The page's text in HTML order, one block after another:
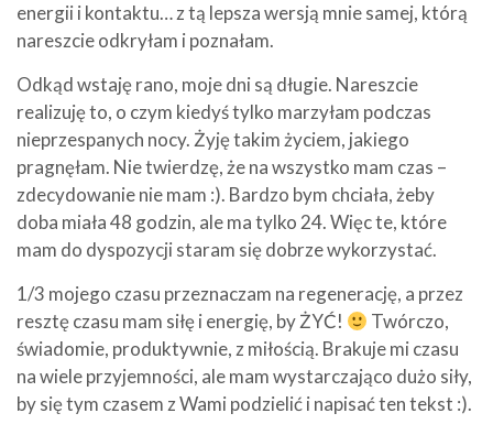
energii i kontaktu… z tą lepsza wersją mnie samej, którą
nareszcie odkryłam i poznałam.
Odkąd wstaję rano, moje dni są długie. Nareszcie
realizuję to, o czym kiedyś tylko marzyłam podczas
nieprzespanych nocy. Żyję takim życiem, jakiego
pragnęłam. Nie twierdzę, że na wszystko mam czas –
zdecydowanie nie mam :). Bardzo bym chciała, żeby
doba miała 48 godzin, ale ma tylko 24. Więc te, które
mam do dyspozycji staram się dobrze wykorzystać.
1/3 mojego czasu przeznaczam na regenerację, a przez
resztę czasu mam siłę i energię, by ŻYĆ!
Twórczo,
świadomie, produktywnie, z miłością. Brakuje mi czasu
na wiele przyjemności, ale mam wystarczająco dużo siły,
by się tym czasem z Wami podzielić i napisać ten tekst :).